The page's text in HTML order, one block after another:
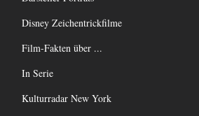
Disney Zeichentrickfilme
Film-Fakten über ...
In Serie
Kulturradar New York